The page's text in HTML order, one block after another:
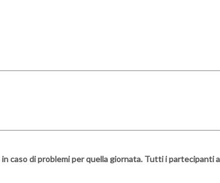
caso di problemi per quella giornata. Tutti i partecipanti